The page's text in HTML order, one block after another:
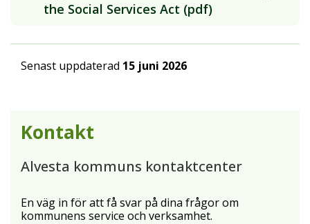
the Social Services Act (pdf)
Senast uppdaterad 15 juni 2026
Kontakt
Alvesta kommuns kontaktcenter
En väg in för att få svar på dina frågor om
kommunens service och verksamhet.